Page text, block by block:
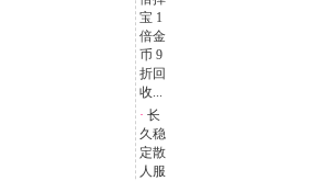
宝 1
倍金
币 9
折回
收...
· 长
久稳
定散
人服